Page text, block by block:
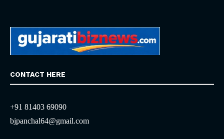
CONTACT HERE
+91 81403 69090
bjpanchal64@gmail.com